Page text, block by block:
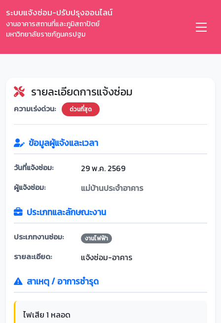
ระบบแจ้งซ่อม-ปรับปรุงออนไลน์
งานอาคารสถานที่และภูมิสถาปัตย์
มหาวิทยาลัยราชภัฏนครปฐม
รายละเอียดการแจ้งซ่อม
ความเร่งด่วน: ด่วนที่สุด
ข้อมูลผู้แจ้งและเวลา
วันที่แจ้งซ่อม: 29 พ.ค. 2569
ผู้แจ้งซ่อม: แม่บ้านประจำอาคาร
ประเภทและลักษณะงาน
ประเภทงานซ่อม: งานไฟฟ้า
รายละเอียด: แจ้งซ่อม-อาคาร
สาเหตุ / อาการชำรุด
ไฟเสีย 1 หลอด